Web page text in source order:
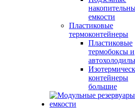
емкости
Пластиковые
термоконтейнеры
Пластиковые
термобоксы и
контейнеры
большие